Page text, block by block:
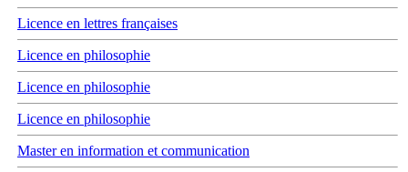
Licence en lettres françaises
Licence en philosophie
Licence en philosophie
Licence en philosophie
Master en information et communication